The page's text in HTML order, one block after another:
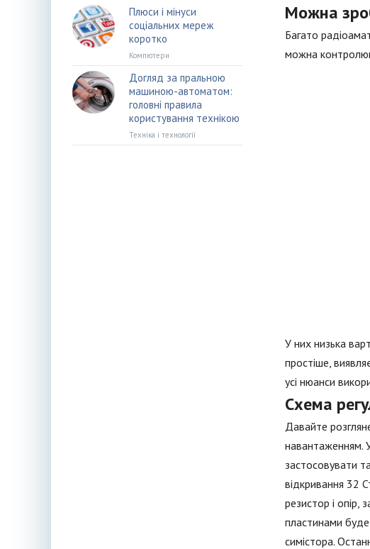
Можна
Багато
можна
У них низька
простіше,
усі нюанси
Схема
Давайте
навантаженням.
застосовувати
відкривання 32
резистор і опір,
пластинами буде
симістора.
Плюси і мінуси
соціальних мереж
коротко
Компютери
Догляд за пральною
машиною-автоматом:
головні правила
користування технікою
Техніка і технології